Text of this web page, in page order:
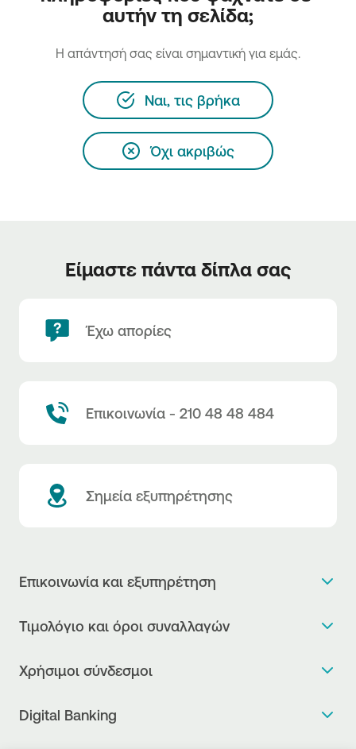
αυτήν τη σελίδα;
H απάντησή σας είναι σημαντική για εμάς.
Ναι, τις βρήκα
Όχι ακριβώς
Είμαστε πάντα δίπλα σας
Έχω απορίες
Επικοινωνία - 210 48 48 484
Σημεία εξυπηρέτησης
Επικοινωνία και εξυπηρέτηση
Η νέα Ψηφιακή Εποχή στις συναλλαγές, έφτασε!
Officer
Τιμολόγιο και όροι συναλλαγών
Δελτίο πληροφόρησης περί τελών
Χρήσιμοι σύνδεσμοι
Digital Banking